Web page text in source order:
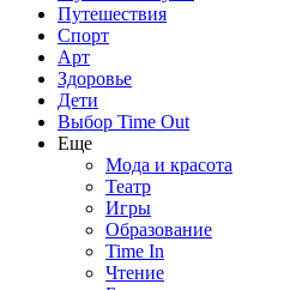
Путешествия
Спорт
Арт
Здоровье
Дети
Выбор Time Out
Еще
Мода и красота
Театр
Игры
Образование
Time In
Чтение